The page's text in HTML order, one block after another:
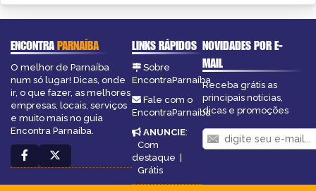
ENCONTRAPARNAÍBA
O melhor de Parnaíba
num só lugar! Dicas, onde
ir, o que fazer, as melhores
empresas, locais, serviços
e muito mais no guia
Encontra Parnaíba.
LINKS RÁPIDOS
Sobre
EncontraParnaíba
Fale com o
EncontraParnaíba
ANUNCIE:
Com
destaque
Grátis
NOVIDADES POR E-
MAIL
Receba grátis as
principais notícias,
dicas e promoções